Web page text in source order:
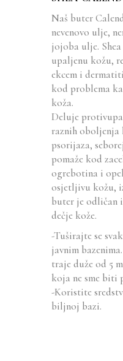
Naš buter
nevenovo ulje,
jojoba ulje.
upaljenu kožu,
ekcem i
kod problema
koža.
Deluje
raznih oboljenja
psorijaza,
pomaže kod
ogrebotina i
osjetljivu kožu,
buter je odličan
dečje kože.
-Tuširajte se
javnim
traje duže od 5
koja ne sme biti
-Koristite
biljnoj bazi.